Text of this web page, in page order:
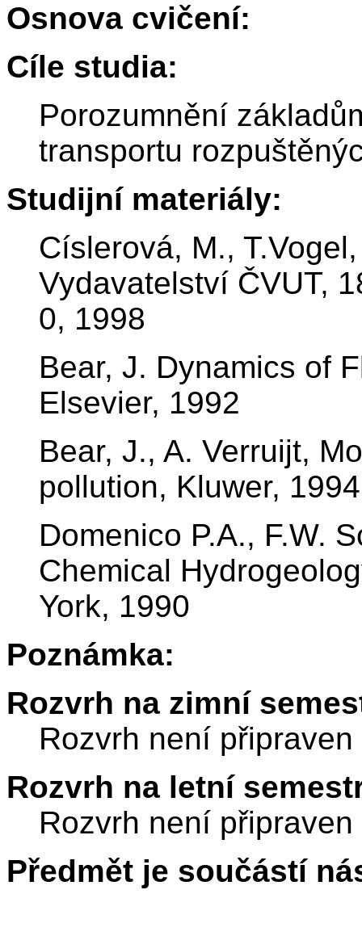
Osnova cvičení:
Cíle studia:
Porozumnění
transportu
Studijní materiály:
Císlerová, M.,
Vydavatelství ČVUT,
0, 1998
Bear, J. Dynamics of
Elsevier, 1992
Bear, J., A. Verruijt,
pollution, Kluwer, 1994
Domenico P.A., F.W.
Chemical
York, 1990
Poznámka:
Rozvrh na zimní
Rozvrh není připraven
Rozvrh na letní
Rozvrh není připraven
Předmět je součástí